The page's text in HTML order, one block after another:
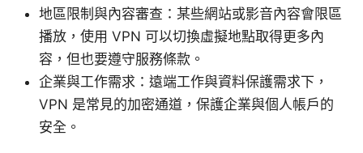
地區限制與內容審查：某些網站或影音內容會限區
播放，使用 VPN 可以切換虛擬地點取得更多內
容，但也要遵守服務條款。
企業與工作需求：遠端工作與資料保護需求下，
VPN 是常見的加密通道，保護企業與個人帳戶的
安全。